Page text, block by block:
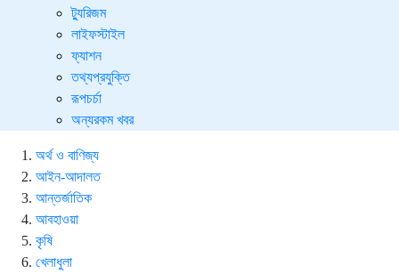
ট্যুরিজম
লাইফস্টাইল
ফ্যাশন
তথ্যপ্রযুক্তি
রূপচর্চা
অন্যরকম খবর
অর্থ ও বাণিজ্য
আইন-আদালত
আন্তর্জাতিক
আবহাওয়া
কৃষি
খেলাধুলা